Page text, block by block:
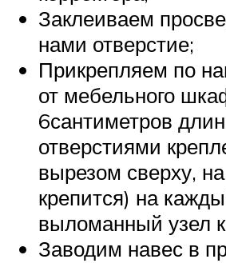
Заклеиваем
нами отверстие;
Прикрепляем по
от мебельного
6сантиметров
отверстиями
вырезом сверху,
крепится) на
выломанный узел
Заводим навес в